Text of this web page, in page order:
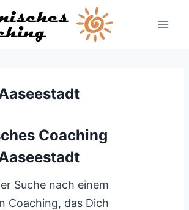
Coaching
Suche nach einem
Coaching, das Dich